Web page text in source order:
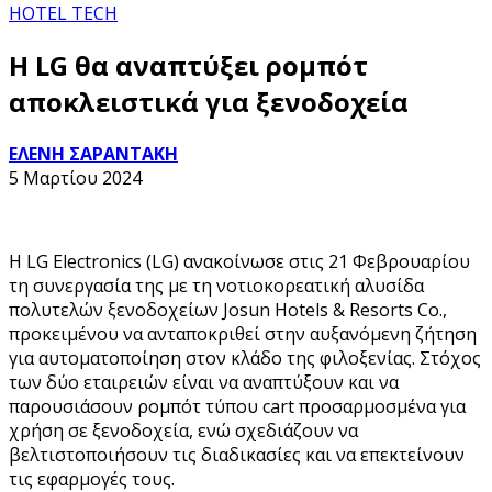
HOTEL TECH
Η LG θα αναπτύξει ρομπότ
αποκλειστικά για ξενοδοχεία
ΕΛΕΝΗ ΣΑΡΑΝΤΑΚΗ
5 Μαρτίου 2024
Η LG Electronics (LG) ανακοίνωσε στις 21 Φεβρουαρίου
τη συνεργασία της με τη νοτιοκορεατική αλυσίδα
πολυτελών ξενοδοχείων Josun Hotels & Resorts Co.,
προκειμένου να ανταποκριθεί στην αυξανόμενη ζήτηση
για αυτοματοποίηση στον κλάδο της φιλοξενίας. Στόχος
των δύο εταιρειών είναι να αναπτύξουν και να
παρουσιάσουν ρομπότ τύπου cart προσαρμοσμένα για
χρήση σε ξενοδοχεία, ενώ σχεδιάζουν να
βελτιστοποιήσουν τις διαδικασίες και να επεκτείνουν
τις εφαρμογές τους.